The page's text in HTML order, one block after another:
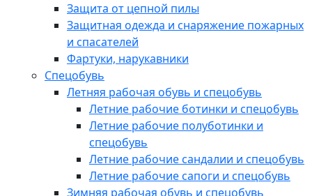
Защита от цепной пилы
Защитная одежда и снаряжение пожарных
и спасателей
Фартуки, нарукавники
Спецобувь
Летняя рабочая обувь и спецобувь
Летние рабочие ботинки и спецобувь
Летние рабочие полуботинки и
спецобувь
Летние рабочие сандалии и спецобувь
Летние рабочие сапоги и спецобувь
Зимняя рабочая обувь и спецобувь